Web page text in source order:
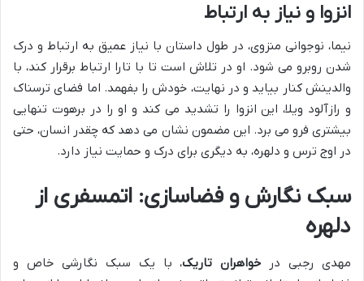
انزوا و نیاز به ارتباط
نیما، نوجوانی منزوی، در طول داستان با نیاز عمیق به ارتباط و درک
شدن روبرو می شود. او در تلاش است تا با تارا ارتباط برقرار کند، با
والدینش کنار بیاید و در نهایت، خودش را بفهمد. اما فضای ترسناک
و رازآلود ویلا، این انزوا را تشدید می کند و او را در برهوت تنهایی
بیشتری فرو می برد. این مضمون نشان می دهد که چقدر انسان، حتی
در اوج ترس و دلهره، به دیگری برای درک و حمایت نیاز دارد.
سبک نگارش و فضاسازی: اتمسفری از
دلهره
مهدی رجبی در خواهران تاریک، با یک سبک نگارشی خاص و